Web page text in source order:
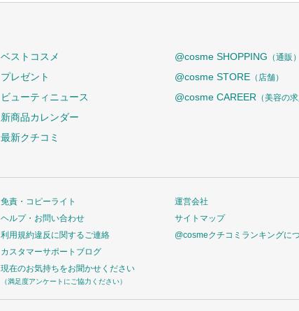
ベストコスメ
プレゼント
ビューティニュース
新商品カレンダー
最新クチコミ
@cosme SHOPPING （通販）
@cosme STORE （店舗）
@cosme CAREER （美容の求
免責・コピーライト
ヘルプ・お問い合わせ
利用規約違反に関するご連絡
カスタマーサポートブログ
現在のお気持ちをお聞かせください
（満足度アンケートにご協力ください）
運営会社
サイトマップ
@cosmeクチコミランキングに